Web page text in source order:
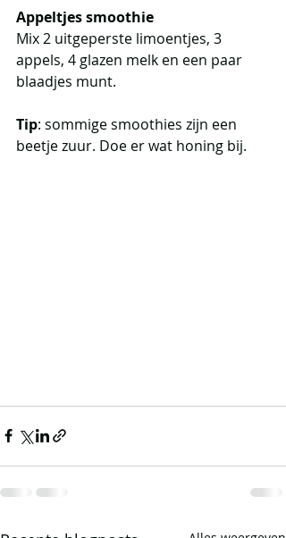
Appeltjes smoothie
Mix 2 uitgeperste limoentjes, 3
appels, 4 glazen melk en een paar
blaadjes munt.
Tip: sommige smoothies zijn een
beetje zuur. Doe er wat honing bij.